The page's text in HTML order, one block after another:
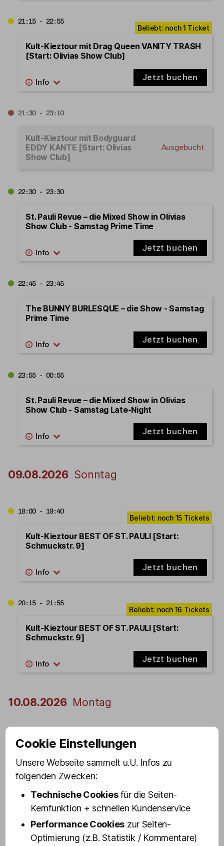
21:15 - 22:55
Kult-Kieztour mit Drag Queen VANITY TRASH
[Start: Olivias Show Club]
Jetzt buchen
21:30 - 23:10
Kult-Kieztour mit Bodyguard
EDDY KANTE [Start: Olivias
Show Club]
Ausgebucht
22:30 - 23:30
St. Pauli Revue – die Mixed Show in Olivias
Show Club - Samstag Prime Time
Jetzt buchen
22:45 - 23:45
The BUNNY BURLESQUE – die Show - Samstag
Prime Time
Jetzt buchen
23:55 - 00:55
St. Pauli Revue – die Mixed Show in Olivias
Show Club - Samstag Late-Night
Jetzt buchen
09.08.2026 Sonntag
18:00 - 19:40
Kult-Kieztour BEST OF ST. PAULI [Start:
Schmuckstr. 9]
Jetzt buchen
20:15 - 21:55
Kult-Kieztour BEST OF ST. PAULI [Start:
Schmuckstr. 9]
Jetzt buchen
10.08.2026 Montag
17:29 - 19:09
Kult-Kieztour BEST OF ST. PAULI
[Start: Schmuckstr. 9]
Ausgebucht
17:30 - 19:10
Kult-Kieztour BEST OF ST. PAULI [Start:
Schmuckstr. 9]
Cookie Einstellungen
Unsere Webseite sammelt u.U. Infos zu
folgenden Zwecken:
Technische Cookiesfür die Seiten-
Kernfunktion + schnellen Kundenservice
Performance Cookies zur Seiten-
Optimierung (z.B. Statistik / Kommentare)